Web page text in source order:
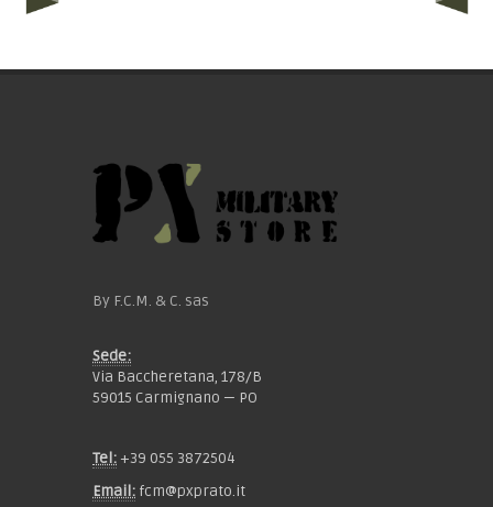
By F.C.M. & C. sas
Sede:
Via Baccheretana, 178/B
59015 Carmignano — PO
Tel: +39 055 3872504
Email: fcm@pxprato.it